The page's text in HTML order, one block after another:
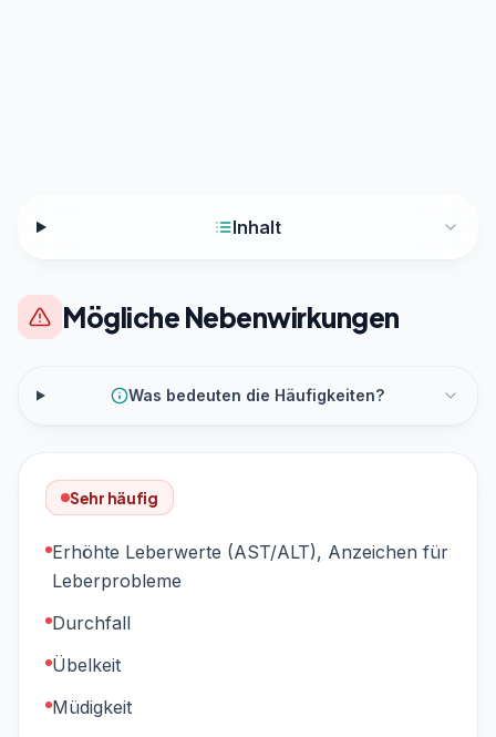
Inhalt
Mögliche Nebenwirkungen
Was bedeuten die Häufigkeiten?
Sehr häufig
Erhöhte Leberwerte (AST/ALT), Anzeichen für
Leberprobleme
Durchfall
Übelkeit
Müdigkeit